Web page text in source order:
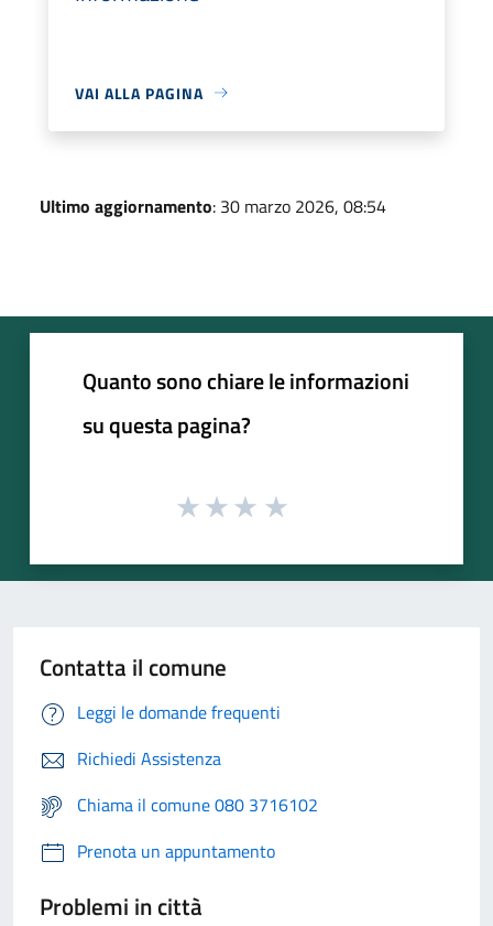
VAI ALLA PAGINA
Ultimo aggiornamento: 30 marzo 2026, 08:54
Quanto sono chiare le informazioni
su questa pagina?
Contatta il comune
Leggi le domande frequenti
Richiedi Assistenza
Chiama il comune 080 3716102
Prenota un appuntamento
Problemi in città